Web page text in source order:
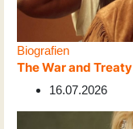
Biografien
The War and Treaty
16.07.2026